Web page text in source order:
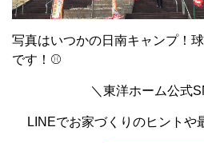
写真はいつかの日南キャンプ！
です！⚾
＼東洋ホーム公式
LINEでお家づくりのヒントや